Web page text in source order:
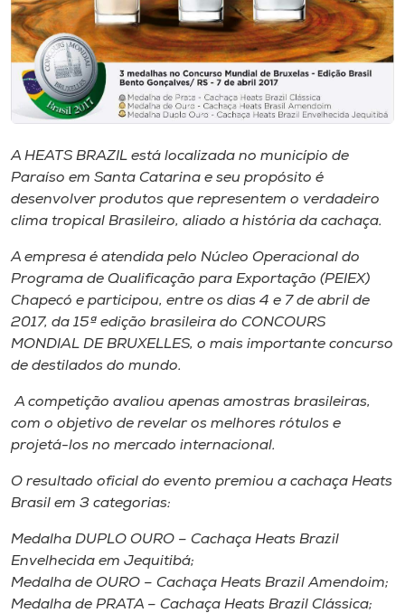
Selecione
o idioma
A HEATS BRAZIL está localizada no município de
Paraíso em Santa Catarina e seu propósito é
desenvolver produtos que representem o verdadeiro
clima tropical Brasileiro, aliado a história da cachaça.
A empresa é atendida pelo Núcleo Operacional do
Programa de Qualificação para Exportação (PEIEX)
Chapecó e participou, entre os dias 4 e 7 de abril de
2017, da 15ª edição brasileira do CONCOURS
MONDIAL DE BRUXELLES, o mais importante concurso
de destilados do mundo.
A competição avaliou apenas amostras brasileiras,
com o objetivo de revelar os melhores rótulos e
projetá-los no mercado internacional.
O resultado oficial do evento premiou a cachaça Heats
Brasil em 3 categorias:
Medalha DUPLO OURO – Cachaça Heats Brazil
Envelhecida em Jequitibá;
Medalha de OURO – Cachaça Heats Brazil Amendoim;
Medalha de PRATA – Cachaça Heats Brazil Clássica;